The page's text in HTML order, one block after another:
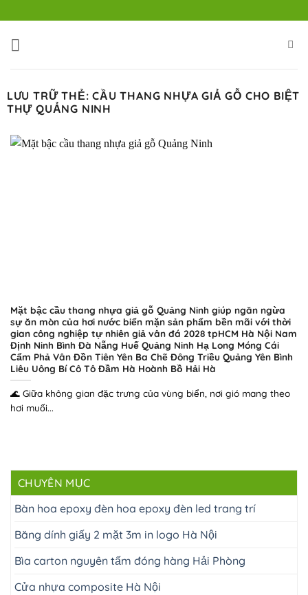
qua
nội
LƯU TRỮ THẺ:CẦU THANG NHỰA GIẢ GỖ CHO BIỆT
THỰ QUẢNG NINH
Mặt bậc cầu thang nhựa giả gỗ Quảng Ninh giúp ngăn ngừa
sự ăn mòn của hơi nước biển mặn sản phẩm bền mãi với thời
gian công nghiệp tự nhiên giả vân đá 2028 tpHCM Hà Nội Nam
Định Ninh Bình Đà Nẵng Huế Quảng Ninh Hạ Long Móng Cái
Cẩm Phả Vân Đồn Tiên Yên Ba Chẽ Đông Triều Quảng Yên Bình
Liêu Uông Bí Cô Tô Đầm Hà Hoành Bồ Hải Hà
🌊 Giữa không gian đặc trưng của vùng biển, nơi gió mang theo
hơi muối...
CHUYÊN MỤC
Bàn hoa epoxy đèn hoa epoxy đèn led trang trí
Băng dính giấy 2 mặt 3m in logo Hà Nội
Bìa carton nguyên tấm đóng hàng Hải Phòng
Cửa nhựa composite Hà Nội